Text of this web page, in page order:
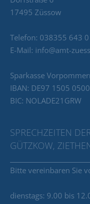
17495 Züssow
Telefon: 038355 643 0
E-Mail: info@amt-
Sparkasse
IBAN: DE97 1505
BIC: NOLADE21GRW
SPRECHZEITEN
GÜTZKOW,
Bitte vereinbaren Sie
dienstags: 9.00 bis